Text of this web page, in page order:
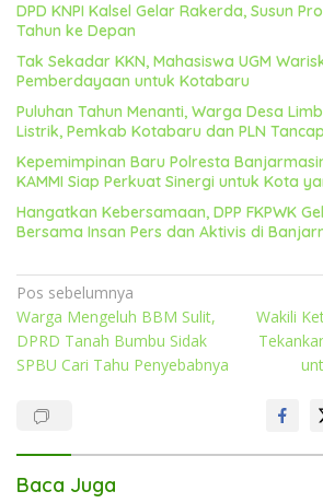
DPD KNPI Kalsel Gelar Rakerda, Susun
Tahun ke Depan
Tak Sekadar KKN, Mahasiswa UGM
Pemberdayaan untuk Kotabaru
Puluhan Tahun Menanti, Warga Desa
Listrik, Pemkab Kotabaru dan PLN
Kepemimpinan Baru Polresta
KAMMI Siap Perkuat Sinergi untuk Kota
Hangatkan Kebersamaan, DPP FKPWK
Bersama Insan Pers dan Aktivis di
Navigasi
pos
Pos sebelumnya
Warga Mengeluh BBM Sulit,
DPRD Tanah Bumbu Sidak
SPBU Cari Tahu Penyebabnya
Wakili
Baca Juga